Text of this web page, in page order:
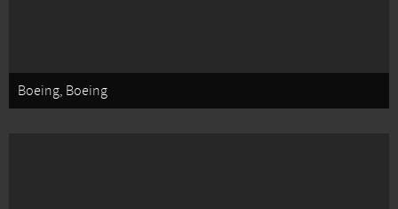
Boeing, Boeing